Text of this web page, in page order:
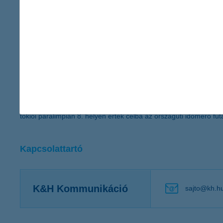
A parasportolók sikereihez segítőik munkája is
tokiói paralimpián 8. helyen értek célba az országúti időmérő
Kapcsolattartó
K&H Kommunikáció